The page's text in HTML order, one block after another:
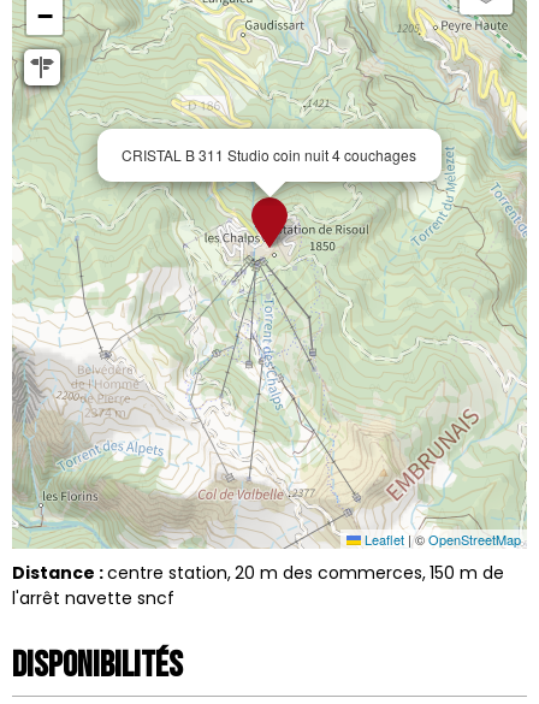
CRISTAL B 311 Studio coin nuit 4 couchages
−
Leaflet |©OpenStreetMap
Distance :centre station 20 m des commerces 150 m de
l'arrêt navette sncf
Disponibilités